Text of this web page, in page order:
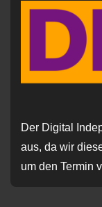
Der Digital
aus, da wir
um den Termin